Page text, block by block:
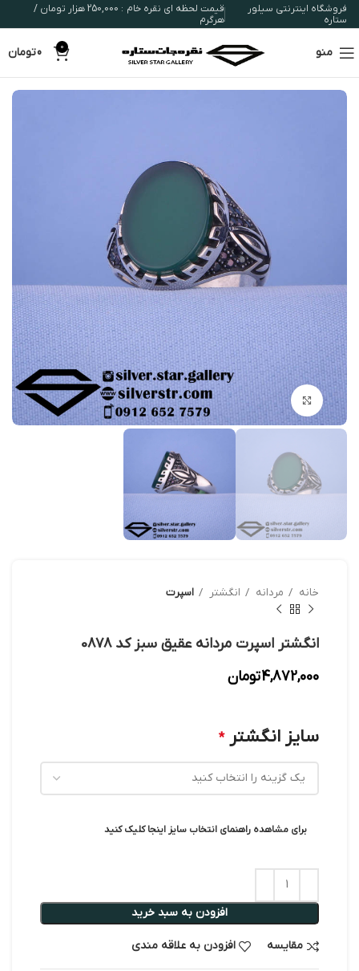
فروشگاه اینترنتی سیلور
ستاره
قیمت لحظه ای نقره خام : 250,000 هزار تومان /
هرگرم
منو 0
0تومان
بزرگنمایی تصویر
خانه مردانه انگشتر اسپرت
انگشتر اسپرت مردانه عقیق سبز کد 0۸۷۸
4,872,000تومان
سایز انگشتر*
برای مشاهده راهنمای انتخاب سایز اینجا کلیک کنید
افزودن به سبد خرید
مقایسه افزودن به علاقه مندی